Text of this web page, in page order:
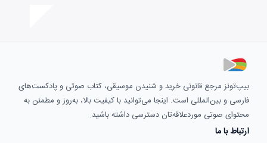
بیپ‌تونز مرجع قانونی خرید و شنیدن موسیقی، کتاب صوتی و پادکست‌های
فارسی و بین‌المللی است. اینجا می‌توانید با کیفیت بالا، به‌روز و مطمئن به
محتوای صوتی موردعلاقه‌تان دسترسی داشته باشید.
ارتباط با ما